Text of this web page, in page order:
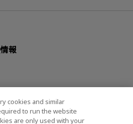
報
ングス株式会社（グルー
cookies and similar
to run the website
are only used with your